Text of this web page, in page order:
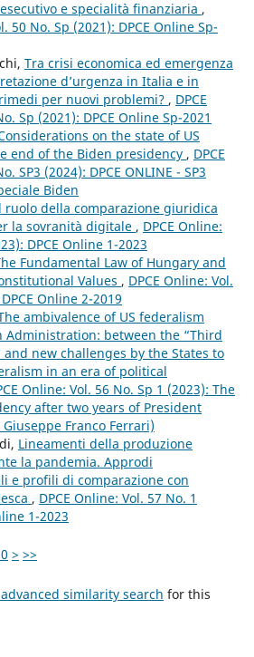
e specialità finanziaria ,
50 No. Sp (2021): DPCE Online Sp-
Tra crisi economica ed emergenza
d’urgenza in Italia e in
per nuovi problemi? , DPCE
Sp (2021): DPCE Online Sp-2021
on the state of US
end of the Biden presidency , DPCE
SP3 (2024): DPCE ONLINE - SP3
Biden
ruolo della comparazione giuridica
la sovranità digitale , DPCE Online:
DPCE Online 1-2023
Fundamental Law of Hungary and
Values , DPCE Online: Vol.
Online 2-2019
ambivalence of US federalism
Administration: between the “Third
and new challenges by the States to
in an era of political
Online: Vol. 56 No. Sp 1 (2023): The
after two years of President
Franco Ferrari)
Lineamenti della produzione
la pandemia. Approdi
e profili di comparazione con
, DPCE Online: Vol. 57 No. 1
1-2023
> >>
similarity search for this